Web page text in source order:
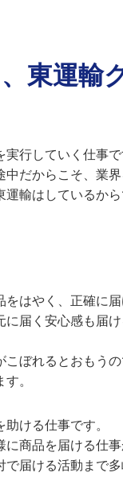
東運輸
実行していく仕事
中だからこそ、業
輸はしているから
をはやく、正確に
届く安心感も届
こぼれるとおもう
。
ける仕事です。
に商品を届ける仕
届ける活動まで多